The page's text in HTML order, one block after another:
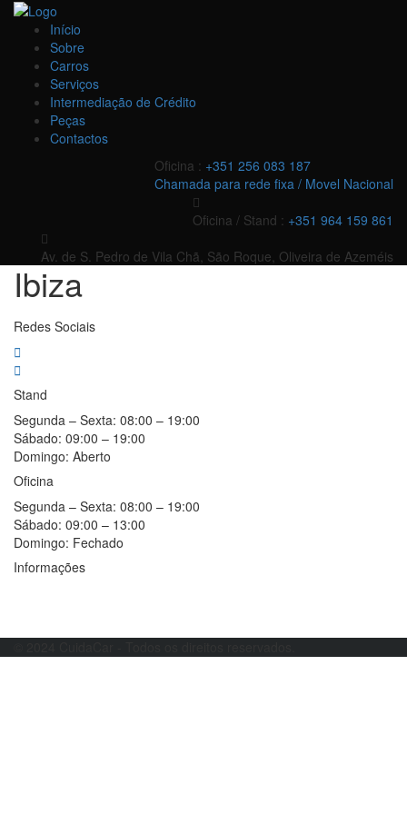
Início
Sobre
Carros
Serviços
Intermediação de Crédito
Peças
Contactos
Oficina : +351 256 083 187
Chamada para rede fixa / Movel Nacional
Oficina / Stand : +351 964 159 861
Av. de S. Pedro de Vila Chã, São Roque, Oliveira de Azeméis
Ibiza
Redes Sociais
Stand
Segunda – Sexta: 08:00 – 19:00
Sábado: 09:00 – 19:00
Domingo: Aberto
Oficina
Segunda – Sexta: 08:00 – 19:00
Sábado: 09:00 – 13:00
Domingo: Fechado
Informações